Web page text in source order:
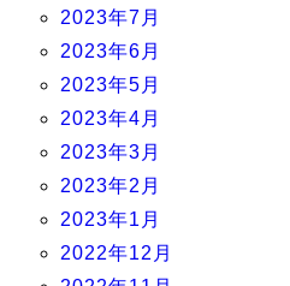
2023年7月
2023年6月
2023年5月
2023年4月
2023年3月
2023年2月
2023年1月
2022年12月